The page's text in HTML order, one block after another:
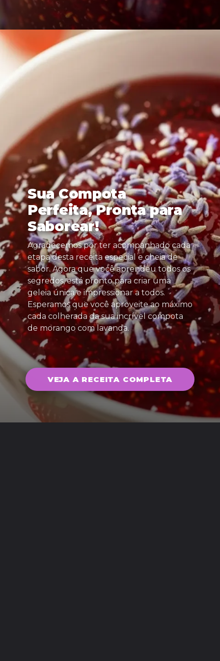
Sua Compota
Perfeita, Pronta para
Saborear!
Agradecemos por ter acompanhado cada
etapa desta receita especial e cheia de
sabor. Agora que você aprendeu todos os
segredos, está pronto para criar uma
geleia única e impressionar a todos.
Esperamos que você aproveite ao máximo
cada colherada da sua incrível compota
de morango com lavanda.
VEJA A RECEITA COMPLETA